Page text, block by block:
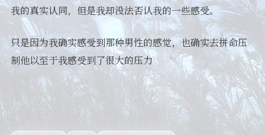
我的真实认同，但是我却没法否认我的一些感受。
只是因为我确实感受到那种男性的感觉，也确实去拼命压
制他以至于我感受到了很大的压力